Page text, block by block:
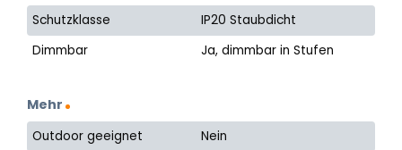
Schutzklasse
IP20 Staubdicht
Dimmbar
Ja, dimmbar in Stufen
Mehr
Outdoor geeignet
Nein